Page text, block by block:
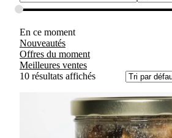
En ce moment
Nouveautés
Offres du moment
Meilleures ventes
10 résultats affichés